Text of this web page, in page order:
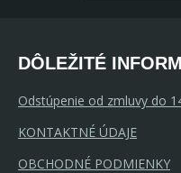
DÔLEŽITÉ
Odstúpenie od zmluvy do
KONTAKTNÉ ÚDAJE
OBCHODNÉ PODMIENKY